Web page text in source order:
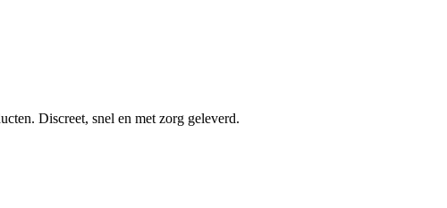
Discreet, snel en met zorg geleverd.